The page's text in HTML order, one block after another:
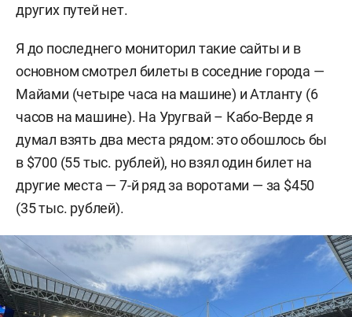
других путей нет.
Я до последнего мониторил такие сайты и в
основном смотрел билеты в соседние города —
Майами (четыре часа на машине) и Атланту (6
часов на машине). На Уругвай – Кабо-Верде я
думал взять два места рядом: это обошлось бы
в $700 (55 тыс. рублей), но взял один билет на
другие места — 7-й ряд за воротами — за $450
(35 тыс. рублей).